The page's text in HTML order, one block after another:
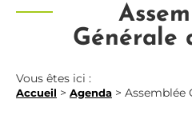
Générale
Vous êtes ici :
Accueil > Agenda > Assemblée